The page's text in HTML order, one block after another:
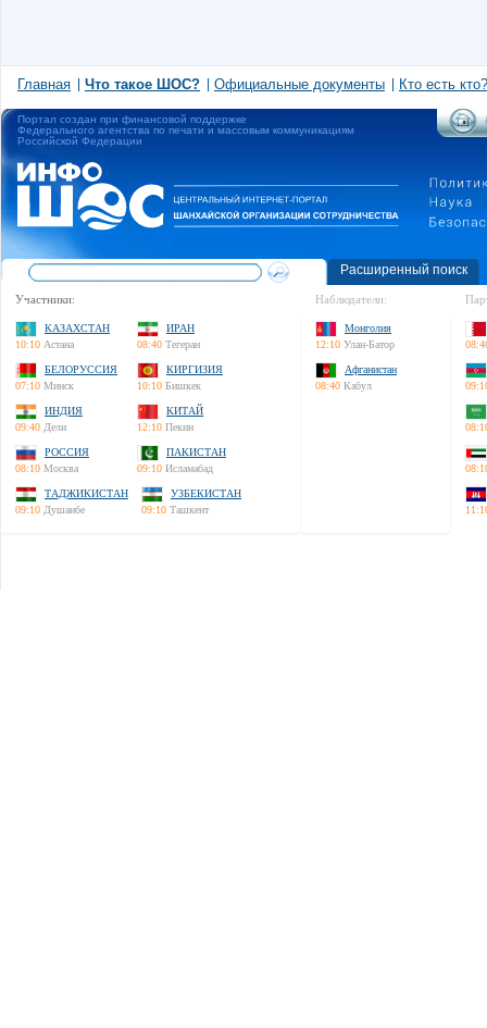
Главная Что такое ШОС? Официальные документы Кто есть кто?
Портал создан при финансовой поддержке
Федерального агентства по печати и массовым коммуникациям
Российской Федерации
Расширенный поиск
Участники:
КАЗАХСТАН
10:10 Астана
ИРАН
08:40 Тегеран
БЕЛОРУССИЯ
07:10 Минск
КИРГИЗИЯ
10:10 Бишкек
ИНДИЯ
09:40 Дели
КИТАЙ
12:10 Пекин
РОССИЯ
08:10 Москва
ПАКИСТАН
09:10 Исламабад
ТАДЖИКИСТАН
09:10 Душанбе
УЗБЕКИСТАН
09:10 Ташкент
Наблюдатели:
Монголия
12:10 Улан-Батор
Афганистан
08:40 Кабул